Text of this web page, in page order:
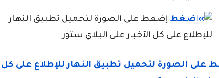
إضغط على الصورة لتحميل تطبيق النهار
للإطلاع على كل الآخبار على البلاي ستور